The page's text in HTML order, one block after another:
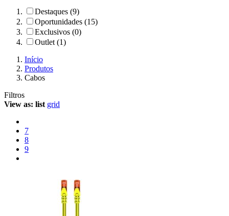
Destaques (9)
Oportunidades (15)
Exclusivos (0)
Outlet (1)
Início
Produtos
Cabos
Filtros
View as: list grid
7
8
9